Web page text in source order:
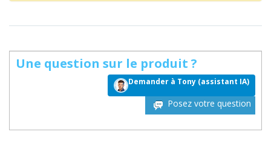
Une question sur le produit ?
Demander à Tony (assistant IA)
Posez votre question